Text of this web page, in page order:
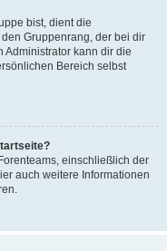
bist, dient die
Gruppenrang, der bei dir
Administrator kann dir die
Bereich selbst
einschließlich der
auch weitere Informationen